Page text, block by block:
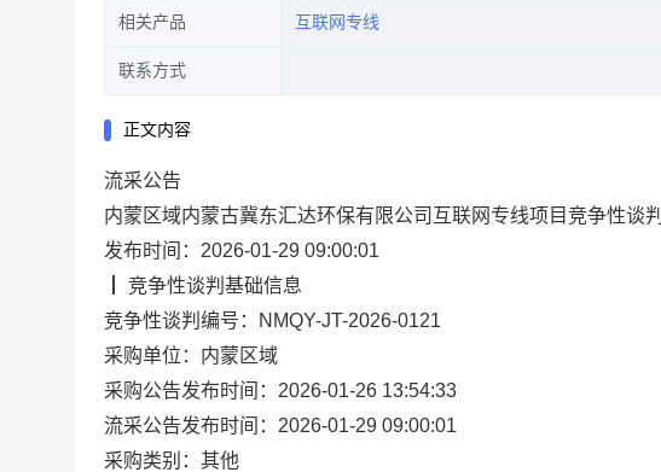
相关产品 互联网专线
联系方式
正文内容
流采公告
内蒙区域内蒙古冀东汇达环保有限公司互联网专线项目竞争性谈判
发布时间： 2026-01-29 09:00:01
竞争性谈判 基础信息
竞争性谈判编号：
NMQY-JT-2026-0121
采购单位： 内蒙区域
采购公告发布时间： 2026-01-26 13:54:33
流采公告发布时间： 2026-01-29 09:00:01
采购类别： 其他